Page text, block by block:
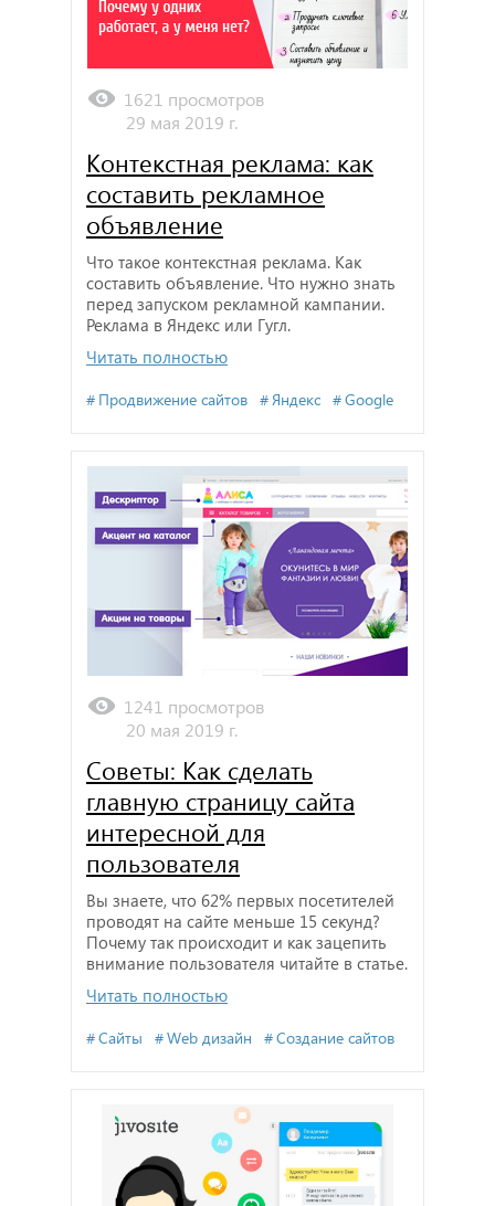
1621 просмотров
29 мая 2019 г.
Контекстная реклама: как
составить рекламное
объявление
Что такое контекстная реклама. Как
составить объявление. Что нужно знать
перед запуском рекламной кампании.
Реклама в Яндекс или Гугл.
Читать полностью
Продвижение сайтов Яндекс Google
1241 просмотров
20 мая 2019 г.
Советы: Как сделать
главную страницу сайта
интересной для
пользователя
Вы знаете, что 62% первых посетителей
проводят на сайте меньше 15 секунд?
Почему так происходит и как зацепить
внимание пользователя читайте в статье.
Читать полностью
Сайты Web дизайн Создание сайтов